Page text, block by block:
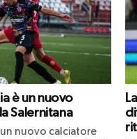
è un nuovo
Salernitana
nuovo calciatore